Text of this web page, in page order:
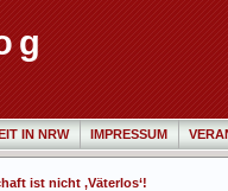
IN NRW IMPRESSUM
ist nicht ‚Väterlos‘!